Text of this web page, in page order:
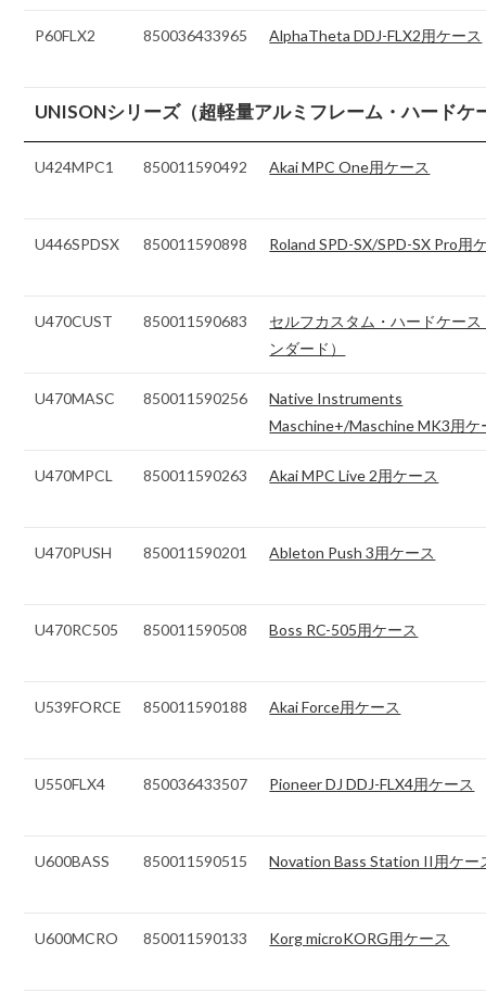
P60FLX2 850036433965 AlphaTheta DDJ-FLX2用ケース
UNISONシリーズ（超軽量アルミフレーム・ハードケ
U424MPC1 850011590492 Akai MPC One用ケース
U446SPDSX 850011590898 Roland SPD-SX/SPD-SX Pro用
U470CUST 850011590683
セルフカスタム・ハードケース
ンダード）
U470MASC 850011590256
Native Instruments
Maschine+/Maschine MK3用ケ
U470MPCL 850011590263 Akai MPC Live 2用ケース
U470PUSH 850011590201 Ableton Push 3用ケース
U470RC505 850011590508 Boss RC-505用ケース
U539FORCE 850011590188 Akai Force用ケース
U550FLX4 850036433507 Pioneer DJ DDJ-FLX4用ケース
U600BASS 850011590515 Novation Bass Station II用ケー
U600MCRO 850011590133 Korg microKORG用ケース